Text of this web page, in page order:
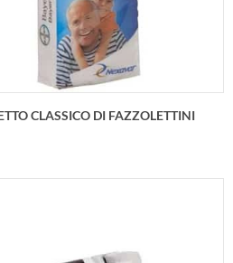
CLASSICO DI FAZZOLETTINI